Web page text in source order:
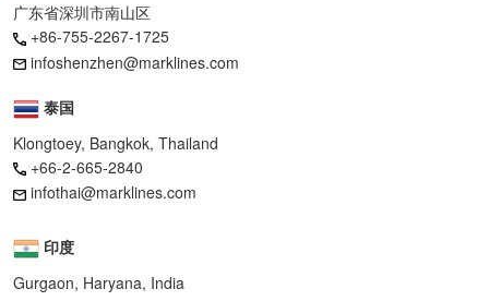
广东省深圳市南山区
+86-755-2267-1725
infoshenzhen@marklines.com
泰国
Klongtoey, Bangkok, Thailand
+66-2-665-2840
infothai@marklines.com
印度
Gurgaon, Haryana, India